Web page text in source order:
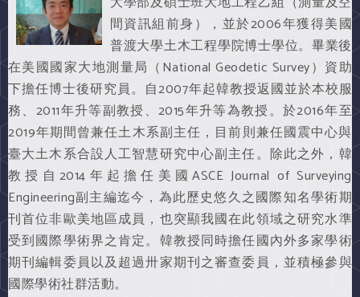
間資訊組前身），並於2006年獲得美國
普渡大學土木工程學院博士學位。畢業後
在美國國家大地測量局（National Geodetic Survey）資助
下擔任博士後研究員。自2007年起韓教授返國並於本校服
務、2011年升等副教授、2015年升等為教授。於2016年至
2019年期間曾兼任土木系副主任，目前則兼任國震中心與
臺大土木系合設人工智慧研究中心副主任。除此之外，韓
教授自2014年起擔任美國ASCE Journal of Surveying
Engineering副主編迄今，為此歷史悠久之國際知名學術期
刊首位非歐美地區成員，也突顯我國在此領域之研究水準
受到國際學術界之肯定。韓教授同時擔任國內外多家學術
期刊編輯委員以及超過卅家期刊之審查委員，並積極參與
國際學術社群活動。